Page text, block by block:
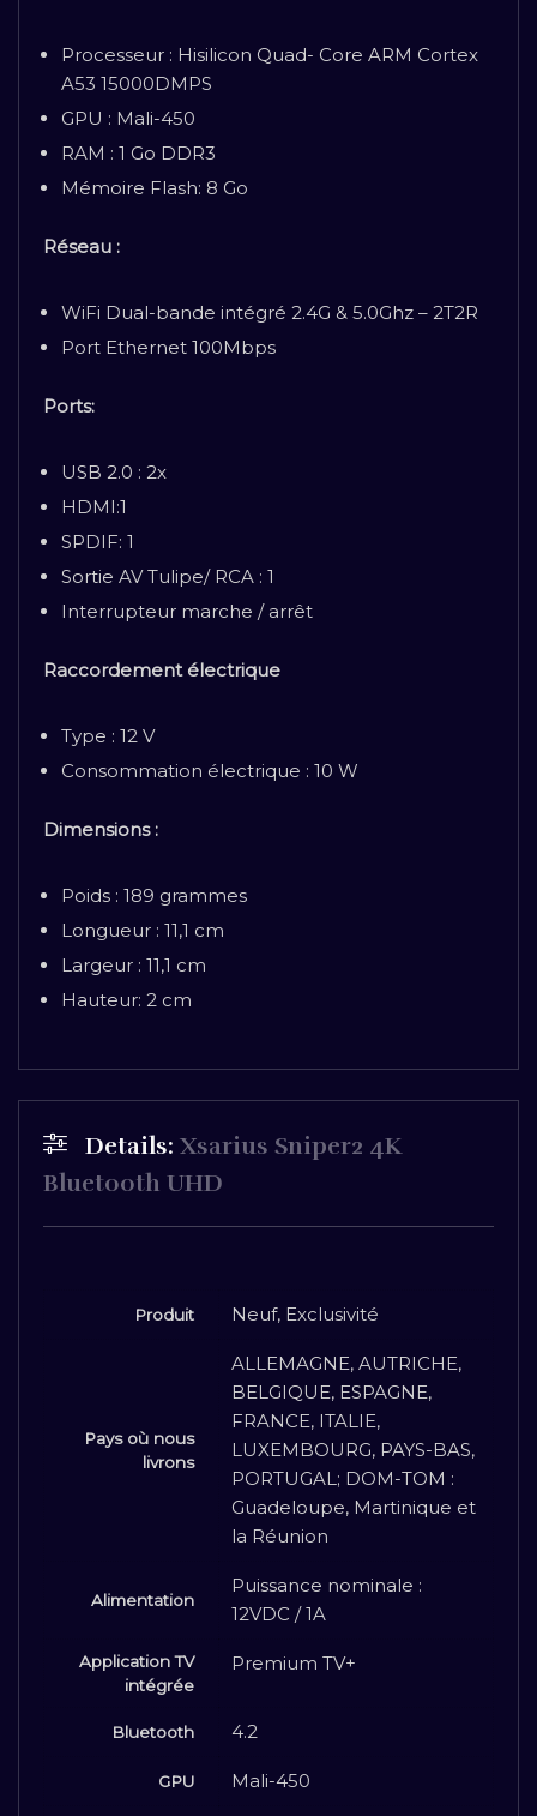
Processeur : Hisilicon Quad- Core ARM Cortex
A53 15000DMPS
GPU : Mali-450
RAM : 1 Go DDR3
Mémoire Flash: 8 Go
Réseau :
WiFi Dual-bande intégré 2.4G & 5.0Ghz – 2T2R
Port Ethernet 100Mbps
Ports:
USB 2.0 : 2x
HDMI:1
SPDIF: 1
Sortie AV Tulipe/ RCA : 1
Interrupteur marche / arrêt
Raccordement électrique
Type : 12 V
Consommation électrique : 10 W
Dimensions :
Poids : 189 grammes
Longueur : 11,1 cm
Largeur : 11,1 cm
Hauteur: 2 cm
Details: Xsarius Sniper2 4K
Bluetooth UHD
Produit Neuf, Exclusivité
Pays où nous
livrons
ALLEMAGNE, AUTRICHE,
BELGIQUE, ESPAGNE,
FRANCE, ITALIE,
LUXEMBOURG, PAYS-BAS,
PORTUGAL; DOM-TOM :
Guadeloupe, Martinique et
la Réunion
Alimentation
Puissance nominale :
12VDC / 1A
Application TV
intégrée
Premium TV+
Bluetooth 4.2
GPU Mali-450